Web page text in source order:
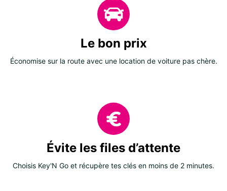
Le bon prix
Économise sur la route avec une location de voiture pas chère.
Évite les files d’attente
Choisis Key'N Go et récupère tes clés en moins de 2 minutes.